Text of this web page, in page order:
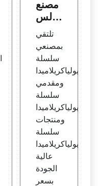
مصنع
ة لس
لسلة
بولياك
ريلامي
دا
تلتقي
بمصنعي
سلسلة
بولياكريلاميدا
ومقدمي
سلسلة
بولياكريلاميدا
ومنتجات
سلسلة
بولياكريلاميدا
عالية
الجودة
بسعر